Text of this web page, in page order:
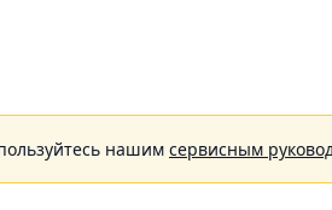
нашим сервисным